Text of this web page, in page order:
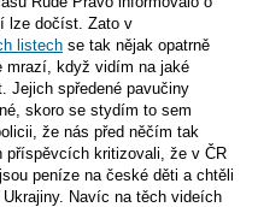
lze dočíst. Zato v
listech se tak nějak opatrně
mrazí, když vidím na jaké
Jejich spředené pavučiny
skoro se stydím to sem
že nás před něčím tak
příspěvcích kritizovali, že v ČR
peníze na české děti a chtěli
Navíc na těch videích